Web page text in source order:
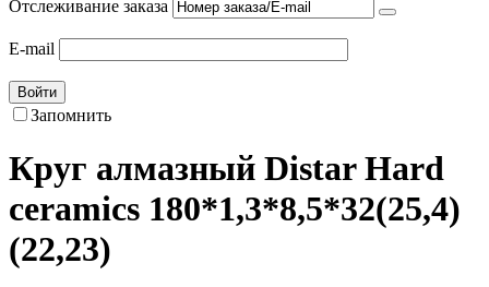
Отслеживание заказа
E-mail
Войти
Запомнить
Круг алмазный Distar Hard
ceramics 180*1,3*8,5*32(25,4)
(22,23)